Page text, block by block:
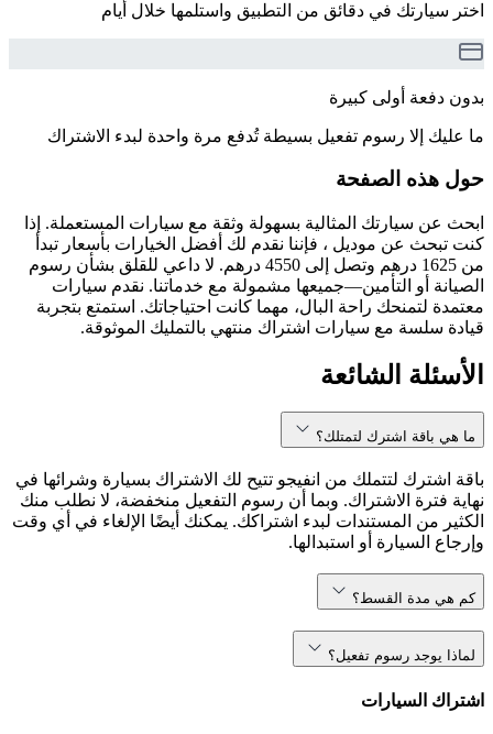
اختر سيارتك في دقائق من التطبيق واستلمها خلال أيام
بدون دفعة أولى كبيرة
ما عليك إلا رسوم تفعيل بسيطة تُدفع مرة واحدة لبدء الاشتراك
حول هذه الصفحة
ابحث عن سيارتك المثالية بسهولة وثقة مع سيارات المستعملة. إذا
كنت تبحث عن موديل ، فإننا نقدم لك أفضل الخيارات بأسعار تبدأ
من 1625 درهم وتصل إلى 4550 درهم. لا داعي للقلق بشأن رسوم
الصيانة أو التأمين—جميعها مشمولة مع خدماتنا. نقدم سيارات
معتمدة لتمنحك راحة البال، مهما كانت احتياجاتك. استمتع بتجربة
قيادة سلسة مع سيارات اشتراك منتهي بالتمليك الموثوقة.
الأسئلة الشائعة
ما هي باقة اشترك لتمتلك؟
باقة اشترك لتتملك من انفيجو تتيح لك الاشتراك بسيارة وشرائها في
نهاية فترة الاشتراك. وبما أن رسوم التفعيل منخفضة، لا نطلب منك
الكثير من المستندات لبدء اشتراكك. يمكنك أيضًا الإلغاء في أي وقت
وإرجاع السيارة أو استبدالها.
كم هي مدة القسط؟
لماذا يوجد رسوم تفعيل؟
اشتراك السيارات